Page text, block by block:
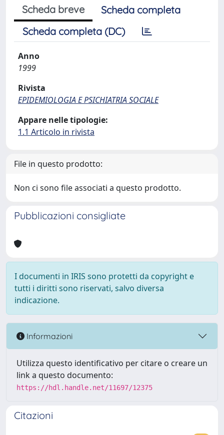
Scheda breve
Scheda completa
Scheda completa (DC)
Anno
1999
Rivista
EPIDEMIOLOGIA E PSICHIATRIA SOCIALE
Appare nelle tipologie:
1.1 Articolo in rivista
File in questo prodotto:
Non ci sono file associati a questo prodotto.
Pubblicazioni consigliate
I documenti in IRIS sono protetti da copyright e
tutti i diritti sono riservati, salvo diversa
indicazione.
Informazioni
Utilizza questo identificativo per citare o creare un
link a questo documento:
https://hdl.handle.net/11697/12375
Citazioni